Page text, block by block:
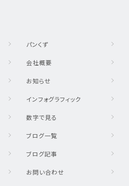
パンくず
会社概要
お知らせ
インフォグラフィック
数字で見る
ブログ一覧
ブログ記事
お問い合わせ